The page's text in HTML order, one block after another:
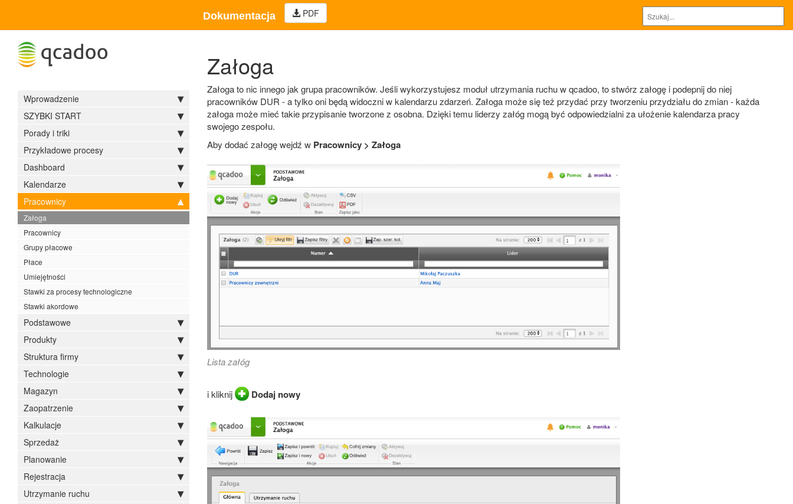
Dokumentacja PDF
Wprowadzenie
SZYBKI START
Porady i triki
Przykładowe procesy
Dashboard
Kalendarze
Pracownicy
Załoga
Pracownicy
Grupy płacowe
Płace
Umiejętności
Stawki za procesy technologiczne
Stawki akordowe
Podstawowe
Produkty
Struktura firmy
Technologie
Magazyn
Zaopatrzenie
Kalkulacje
Sprzedaż
Planowanie
Rejestracja
Utrzymanie ruchu
Załoga
Załoga to nic innego jak grupa pracowników. Jeśli wykorzystujesz moduł utrzymania ruchu w qcadoo, to stwórz załogę i podepnij do niej
pracowników DUR - a tylko oni będą widoczni w kalendarzu zdarzeń. Załoga może się też przydać przy tworzeniu przydziału do zmian - każda
załoga może mieć takie przypisanie tworzone z osobna. Dzięki temu liderzy załóg mogą być odpowiedzialni za ułożenie kalendarza pracy
swojego zespołu.
Aby dodać załogę wejdź w Pracownicy > Załoga
Lista załóg
i kliknij Dodaj nowy